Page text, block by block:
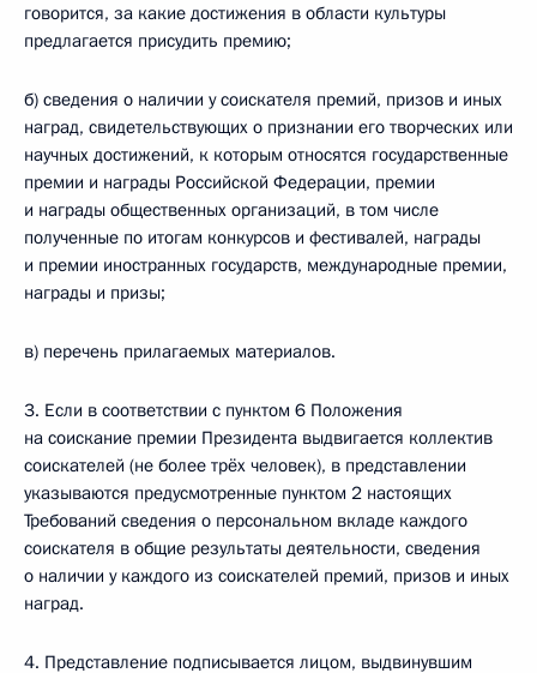
говорится, за какие достижения в области культуры
предлагается присудить премию;
б) сведения о наличии у соискателя премий, призов и иных
наград, свидетельствующих о признании его творческих или
научных достижений, к которым относятся государственные
премии и награды Российской Федерации, премии
и награды общественных организаций, в том числе
полученные по итогам конкурсов и фестивалей, награды
и премии иностранных государств, международные премии,
награды и призы;
в) перечень прилагаемых материалов.
3. Если в соответствии с пунктом 6 Положения
на соискание премии Президента выдвигается коллектив
соискателей (не более трёх человек), в представлении
указываются предусмотренные пунктом 2 настоящих
Требований сведения о персональном вкладе каждого
соискателя в общие результаты деятельности, сведения
о наличии у каждого из соискателей премий, призов и иных
наград.
4. Представление подписывается лицом, выдвинувшим